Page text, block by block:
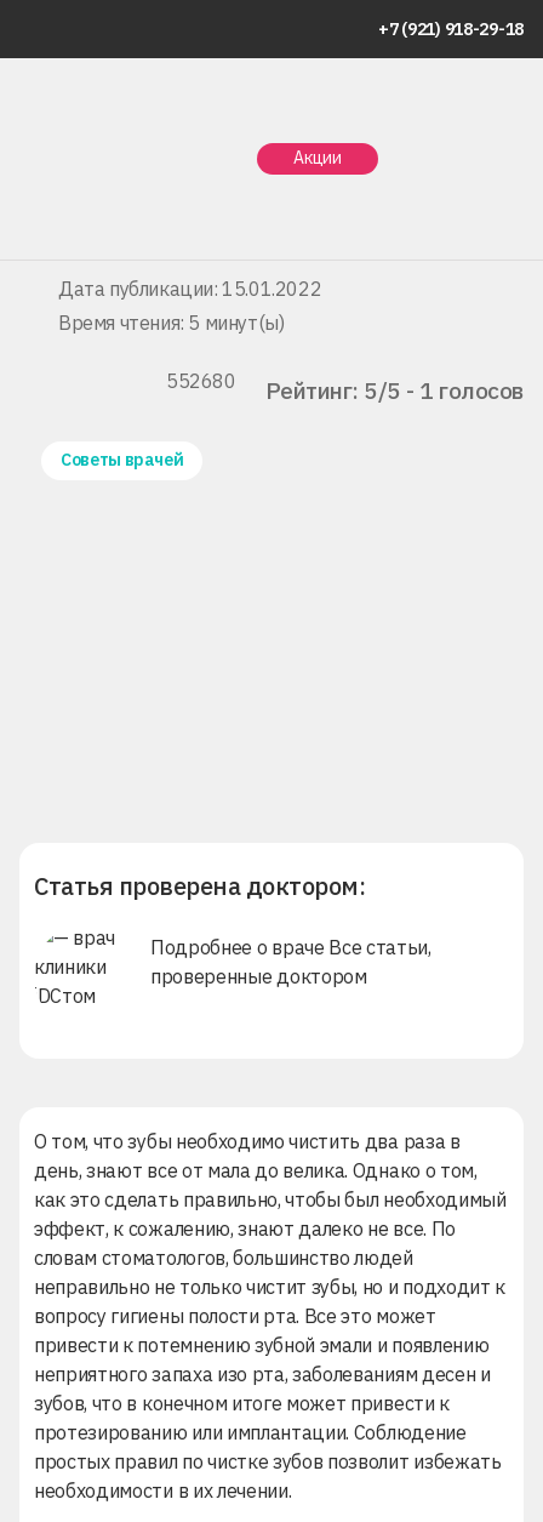
+7 (921) 918-29-18
Акции
Как правильно чистить зубы?
Дата публикации: 15.01.2022
Время чтения: 5 минут(ы)
552680 Рейтинг: 5/5 - 1 голосов
Советы врачей
О том, что зубы необходимо чистить два раза в
день, знают все от мала до велика. Однако о том,
как это сделать правильно, чтобы был необходимый
эффект, к сожалению, знают далеко не все. По
словам стоматологов, большинство людей
неправильно не только чистит зубы, но и подходит к
вопросу гигиены полости рта. Все это может
привести к потемнению зубной эмали и появлению
неприятного запаха изо рта, заболеваниям десен и
зубов, что в конечном итоге может привести к
протезированию или имплантации. Соблюдение
простых правил по чистке зубов позволит избежать
необходимости в их лечении.
Статья проверена доктором:
Подробнее о враче Все статьи,
проверенные доктором